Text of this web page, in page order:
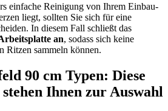
einfache Reinigung von Ihrem Einbau-
liegt, sollten Sie sich für eine
In diesem Fall schließt das
an, sodass sich keine
Ritzen sammeln können.
90 cm Typen: Diese
Ihnen zur Auswahl